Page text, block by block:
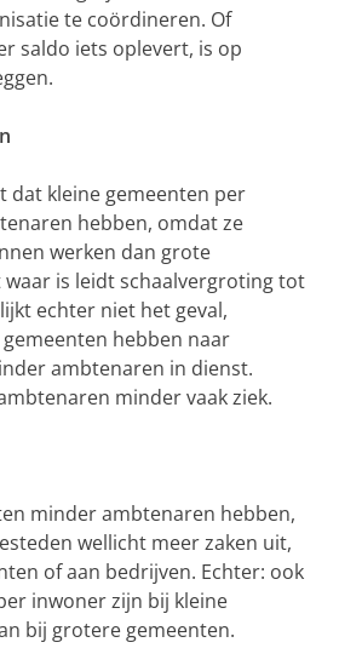
te coördineren. Of
saldo iets oplevert, is op
dat kleine gemeenten per
hebben, omdat ze
werken dan grote
waar is leidt schaalvergroting tot
echter niet het geval,
hebben naar
ambtenaren in dienst.
minder vaak ziek.
minder ambtenaren hebben,
wellicht meer zaken uit,
of aan bedrijven. Echter: ook
inwoner zijn bij kleine
bij grotere gemeenten.